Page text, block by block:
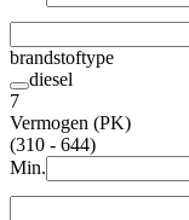
brandstoftype
diesel
7
Vermogen (PK)
(310 - 644)
Min.